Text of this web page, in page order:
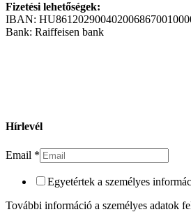
Fizetési lehetőségek:
IBAN:
Bank: Raiffeisen bank
Hírlevél
Email *
Egyetértek a személyes
További információ a személyes adatok